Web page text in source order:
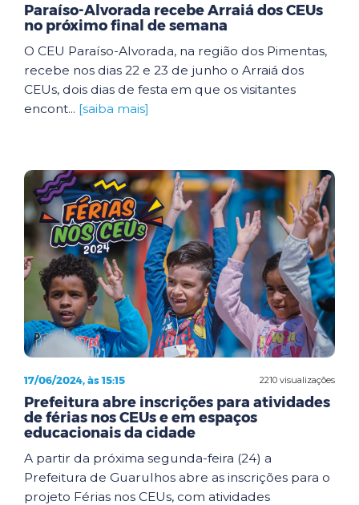
Paraíso-Alvorada recebe Arraiá dos CEUs
no próximo final de semana
O CEU Paraíso-Alvorada, na região dos Pimentas,
recebe nos dias 22 e 23 de junho o Arraiá dos
CEUs, dois dias de festa em que os visitantes
encont... [saiba mais]
2210 visualizações
17/06/2024, às 15:15
Prefeitura abre inscrições para atividades
de férias nos CEUs e em espaços
educacionais da cidade
A partir da próxima segunda-feira (24) a
Prefeitura de Guarulhos abre as inscrições para o
projeto Férias nos CEUs, com atividades